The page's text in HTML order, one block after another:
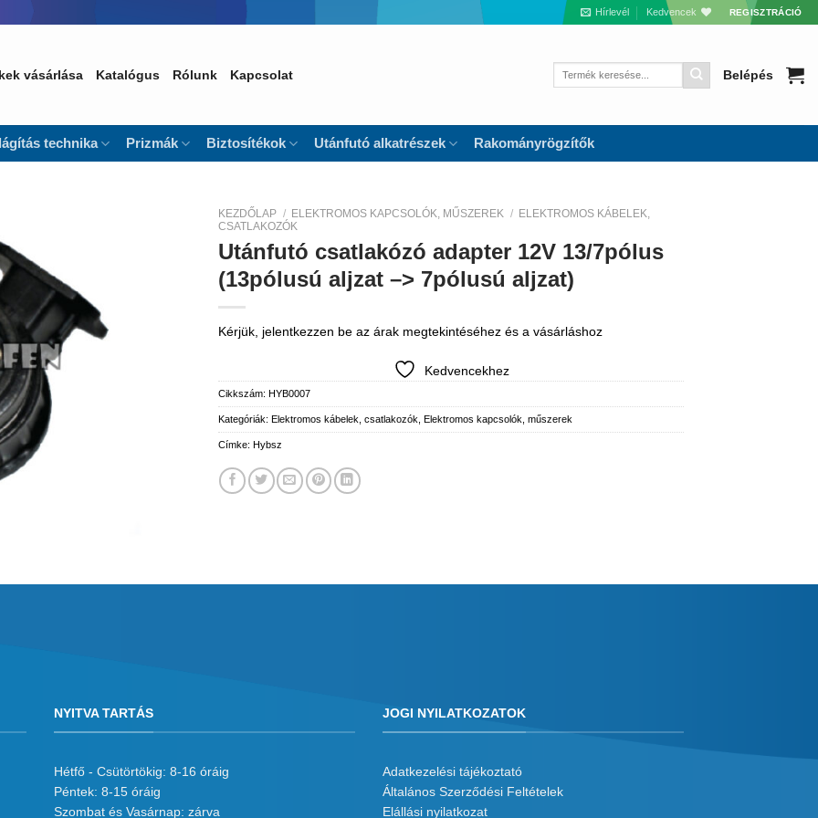
Hírlevél Kedvencek REGISZTRÁCIÓ
vásárlása Katalógus Rólunk Kapcsolat
Keresés
Belépés
technika Prizmák Biztosítékok Utánfutó alkatrészek Rakományrögzítők
KEZDŐLAP / ELEKTROMOS KAPCSOLÓK, MŰSZEREK / ELEKTROMOS KÁBELEK,
CSATLAKOZÓK
Utánfutó csatlakózó adapter 12V 13/7pólus
(13pólusú aljzat –> 7pólusú aljzat)
Kérjük, jelentkezzen be az árak megtekintéséhez és a vásárláshoz
Kedvencekhez
Cikkszám: HYB0007
Kategóriák: Elektromos kábelek, csatlakozók Elektromos kapcsolók, műszerek
Címke: Hybsz
NYITVA TARTÁS
Hétfő - Csütörtökig: 8-16 óráig
Péntek: 8-15 óráig
Szombat és Vasárnap: zárva
JOGI NYILATKOZATOK
Adatkezelési tájékoztató
Általános Szerződési Feltételek
Elállási nyilatkozat